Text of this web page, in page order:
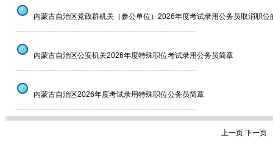
内蒙古自治区党政群机关（参公单位）2026年度考试录用公务员取消职位
--------------------------------------------------------------------------
内蒙古自治区公安机关2026年度特殊职位考试录用公务员简章
--------------------------------------------------------------------------
内蒙古自治区2026年度考试录用特殊职位公务员简章
--------------------------------------------------------------------------
上一页 下一页